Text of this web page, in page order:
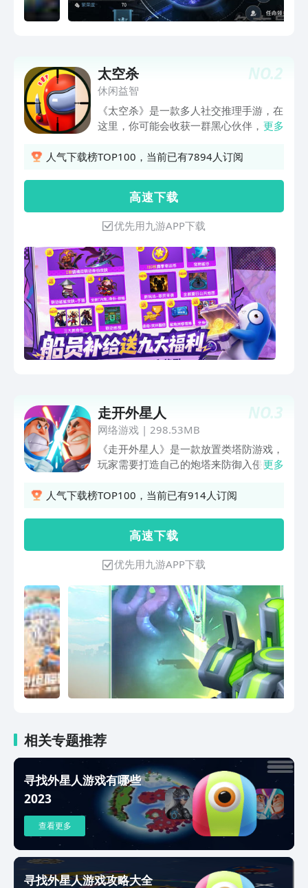
NO.2
太空杀
休闲益智
《太空杀》是一款多人社交推理手游，在
这里，你可能会收获一群黑心伙伴，一些
中不仅有轻松欢乐的玩法，更聚集了超过
经典玩法、大逃杀、躲猫猫等海量玩法，
还加入了超多身份和地图，内置了实时语
音、剧本工坊等功能。 是推理大戏，还
是欢乐组局？快喊上你的朋友们，来一场
紧张刺激又欢快的推理派对吧
更多
人气下载榜TOP100，当前已有7894人订阅
高 速 下 载
优先用九游APP下载
NO.3
走开外星人
网络游戏| 298.53MB
《走开外星人》是一款放置类塔防游戏，
玩家需要打造自己的炮塔来防御入侵的外
产品中玩家可体验独特的炮塔建筑与升级
一直成长；科幻题材让玩家体验星辰大海
的征途。
更多
人气下载榜TOP100，当前已有914人订阅
高 速 下 载
优先用九游APP下载
相关专题推荐
寻找外星人游戏有哪些
2023
查看更多
寻找外星人游戏攻略大全